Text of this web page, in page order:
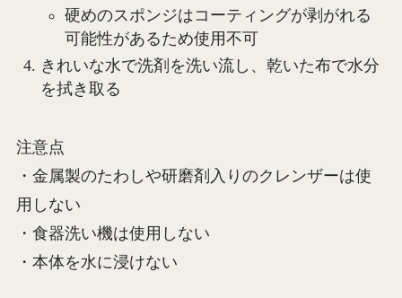
硬めのスポンジはコーティングが剥がれる
可能性があるため使用不可
きれいな水で洗剤を洗い流し、乾いた布で水分
を拭き取る
注意点
・金属製のたわしや研磨剤入りのクレンザーは使
用しない
・食器洗い機は使用しない
・本体を水に浸けない